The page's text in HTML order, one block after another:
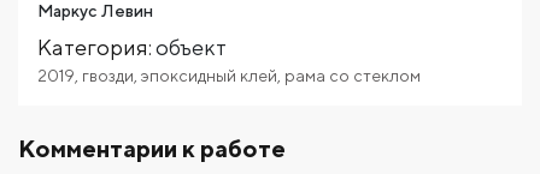
Маркус Левин
Категория:объект
2019 гвозди эпоксидный клей рама со стеклом
Комментарии к работе